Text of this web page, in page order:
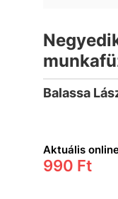
Balassa
Aktuális
990 Ft